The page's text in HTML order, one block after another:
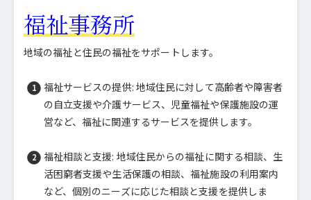
福祉事務所
地域の福祉と住民の福祉をサポートします。
福祉サービスの提供: 地域住民に対して高齢者や障害者
の自立支援や介護サービス、児童福祉や保護施設の運
営など、福祉に関連するサービスを提供します。
福祉相談と支援: 地域住民からの福祉に関する相談、生
活困窮者支援や生活保護の相談、福祉施設の利用案内
など、個別のニーズに応じた相談と支援を提供しま